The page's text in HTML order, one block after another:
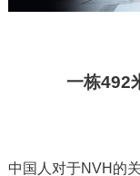
一栋492
中国人对于NVH的